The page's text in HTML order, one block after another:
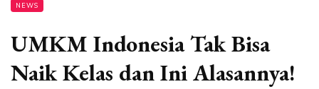
NEWS
UMKM Indonesia Tak Bisa
Naik Kelas dan Ini Alasannya!